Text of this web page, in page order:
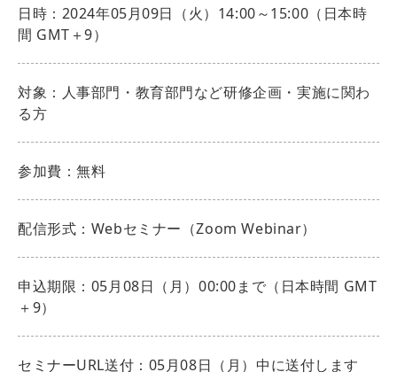
日時：2024年05月09日（火）14:00～15:00（日本時
間 GMT＋9）
対象：人事部門・教育部門など研修企画・実施に関わ
る方
参加費：無料
配信形式：Webセミナー（Zoom Webinar）
申込期限：05月08日（月）00:00まで（日本時間 GMT
＋9）
セミナーURL送付：05月08日（月）中に送付します